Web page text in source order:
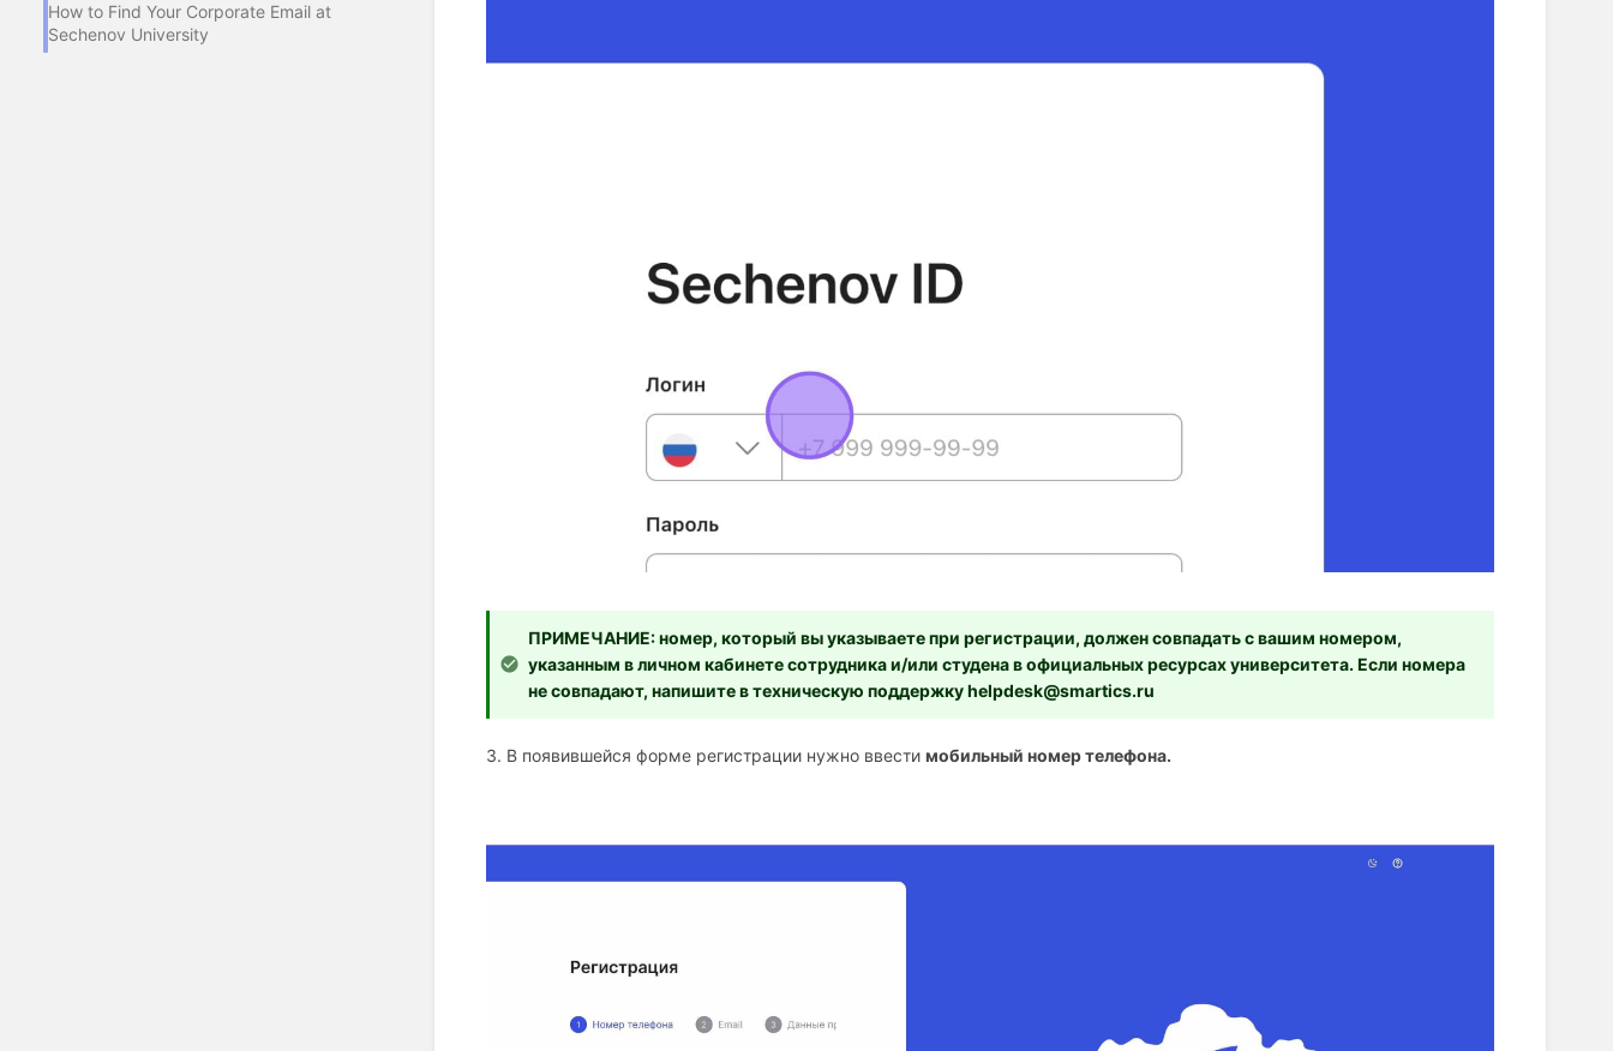
How to Find Your Corporate Email at
Sechenov University
ПРИМЕЧАНИЕ: номер, который вы указываете при регистрации, должен совпадать с вашим номером,
указанным в личном кабинете сотрудника и/или студена в официальных ресурсах университета. Если номера
не совпадают, напишите в техническую поддержку helpdesk@smartics.ru
3. В появившейся форме регистрации нужно ввести мобильный номер телефона.